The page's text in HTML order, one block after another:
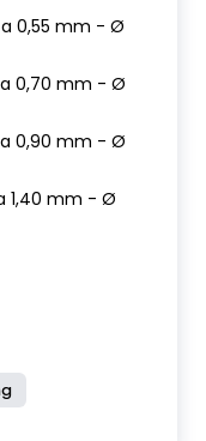
0,55 mm - Ø
a 0,70 mm - Ø
a 0,90 mm - Ø
1,40 mm - Ø